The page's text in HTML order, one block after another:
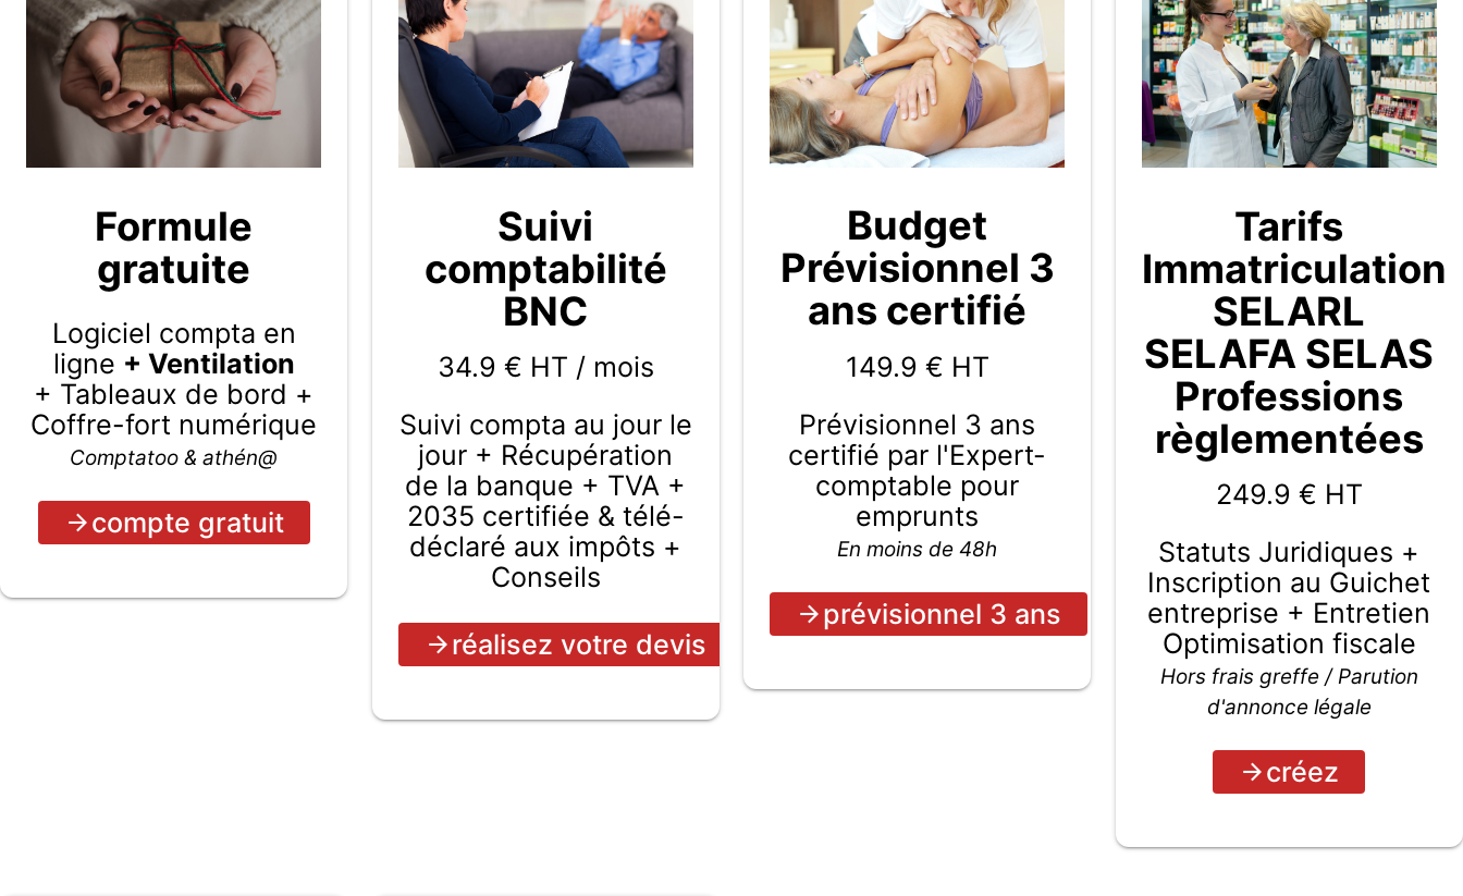
Formule
gratuite
Logiciel compta en
ligne + Ventilation
+ Tableaux de bord +
Coffre-fort numérique
Comptatoo & athén@
compte gratuit
Suivi
comptabilité
BNC
34.9 € HT / mois
Suivi compta au jour le
jour + Récupération
de la banque + TVA +
2035 certifiée & télé-
déclaré aux impôts +
Conseils
réalisez votre devis
Budget
Prévisionnel 3
ans certifié
149.9 € HT
Prévisionnel 3 ans
certifié par l'Expert-
comptable pour
emprunts
En moins de 48h
prévisionnel 3 ans
Tarifs
Immatriculation
SELARL
SELAFA SELAS
Professions
règlementées
249.9 € HT
Statuts Juridiques +
Inscription au Guichet
entreprise + Entretien
Optimisation fiscale
Hors frais greffe / Parution
d'annonce légale
créez